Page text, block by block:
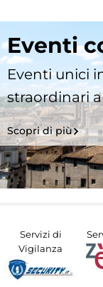
Eventi
Eventi unici
straordinari
Scopri di più
Servizi di
Vigilanza